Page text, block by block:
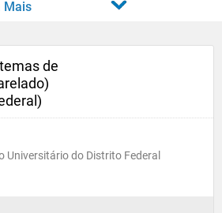
Mais
de
Universitário do Distrito Federal